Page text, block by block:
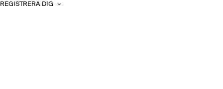
REGISTRERA DIG